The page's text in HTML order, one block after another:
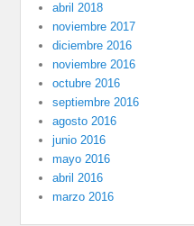
abril 2018
noviembre 2017
diciembre 2016
noviembre 2016
octubre 2016
septiembre 2016
agosto 2016
junio 2016
mayo 2016
abril 2016
marzo 2016